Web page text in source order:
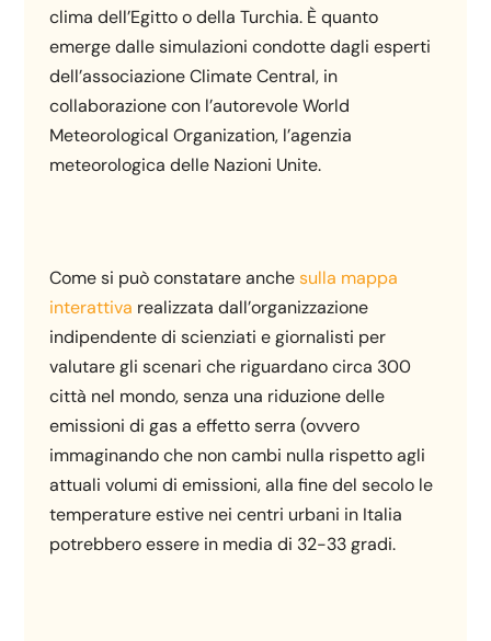
clima dell’Egitto o della Turchia. È quanto
emerge dalle simulazioni condotte dagli esperti
dell’associazione Climate Central, in
collaborazione con l’autorevole World
Meteorological Organization, l’agenzia
meteorologica delle Nazioni Unite.
Come si può constatare anchesulla mappa
interattiva realizzata dall’organizzazione
indipendente di scienziati e giornalisti per
valutare gli scenari che riguardano circa 300
città nel mondo, senza una riduzione delle
emissioni di gas a effetto serra (ovvero
immaginando che non cambi nulla rispetto agli
attuali volumi di emissioni, alla fine del secolo le
temperature estive nei centri urbani in Italia
potrebbero essere in media di 32-33 gradi.